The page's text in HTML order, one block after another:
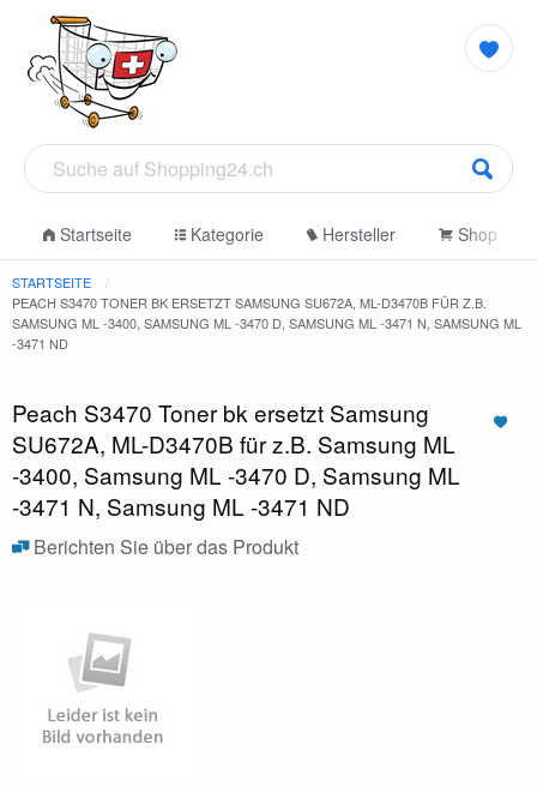
Startseite Kategorie Hersteller Shop
STARTSEITE
PEACH S3470 TONER BK ERSETZT SAMSUNG SU672A, ML-D3470B FÜR Z.B.
SAMSUNG ML -3400, SAMSUNG ML -3470 D, SAMSUNG ML -3471 N, SAMSUNG ML
-3471 ND
Peach S3470 Toner bk ersetzt Samsung
SU672A, ML-D3470B für z.B. Samsung ML
-3400, Samsung ML -3470 D, Samsung ML
-3471 N, Samsung ML -3471 ND
Berichten Sie über das Produkt